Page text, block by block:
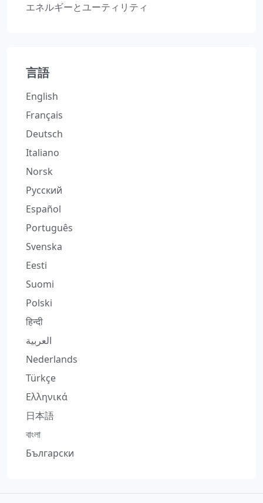
エネルギーとユーティリティ
言語
English
Français
Deutsch
Italiano
Norsk
Русский
Español
Português
Svenska
Eesti
Suomi
Polski
हिन्दी
العربية
Nederlands
Türkçe
Ελληνικά
日本語
বাংলা
Български